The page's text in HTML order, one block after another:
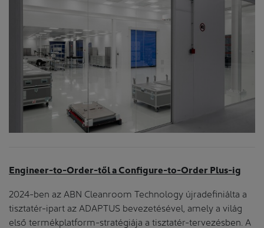
Engineer-to-Order-től a Configure-to-Order Plus-ig
2024-ben az ABN Cleanroom Technology újradefiniálta a
tisztatér-ipart az ADAPTUS bevezetésével, amely a világ
első termékplatform-stratégiája a tisztatér-tervezésben. A